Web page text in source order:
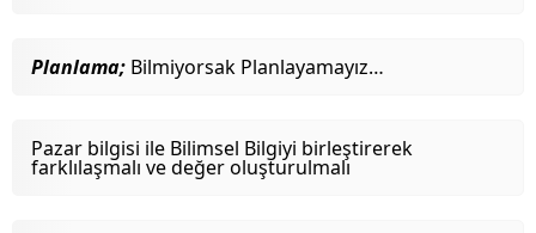
Planlama; Bilmiyorsak Planlayamayız…
Pazar bilgisi ile Bilimsel Bilgiyi birleştirerek
farklılaşmalı ve değer oluşturulmalı